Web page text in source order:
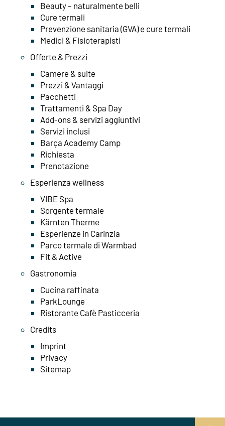
Beauty – naturalmente belli
Cure termali
Prevenzione sanitaria (GVA) e cure termali
Medici & Fisioterapisti
Offerte & Prezzi
Camere & suite
Prezzi & Vantaggi
Pacchetti
Trattamenti & Spa Day
Add-ons & servizi aggiuntivi
Servizi inclusi
Barça Academy Camp
Richiesta
Prenotazione
Esperienza wellness
VIBE Spa
Sorgente termale
Kärnten Therme
Esperienze in Carinzia
Parco termale di Warmbad
Fit & Active
Gastronomia
Cucina raffinata
ParkLounge
Ristorante Cafè Pasticceria
Credits
Imprint
Privacy
Sitemap